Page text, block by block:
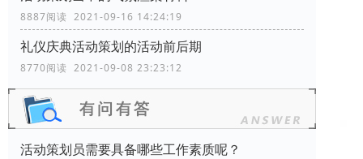
8887阅读 2021-09-16 14:24:19
礼仪庆典活动策划的活动前后期
8770阅读 2021-09-08 23:23:12
活动策划员需要具备哪些工作素质呢？